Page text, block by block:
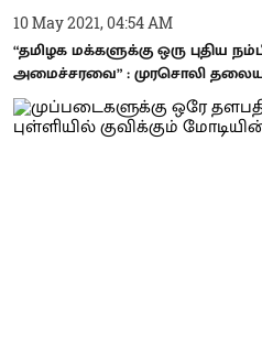
10 May 2021, 04:54 AM
“தமிழக மக்களுக்கு ஒரு புதிய
அமைச்சரவை” : முரசொலி